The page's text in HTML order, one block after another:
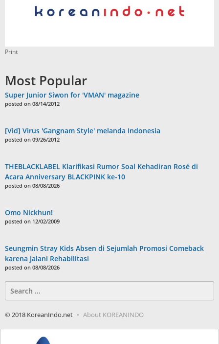
Print
Most Popular
Super Junior Siwon for 'VMAN' magazine
posted on 08/14/2012
[Vid] Virus 'Gangnam Style' melanda Indonesia
posted on 09/26/2012
THEBLACKLABEL Klarifikasi Rumor Soal Kehadiran Rosé di
Acara Anniversary BLACKPINK ke-10
posted on 08/08/2026
Omo Nickhun!
posted on 12/02/2009
Seungmin Stray Kids Absen di Sejumlah Promosi Comeback
karena Jalani Rehabilitasi
posted on 08/08/2026
for:
© 2018 KoreanIndo.net About KOREANINDO